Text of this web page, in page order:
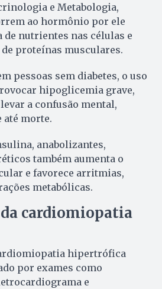
e Metabologia,
ao hormônio por ele
de nutrientes nas células e
proteínas musculares.
pessoas sem diabetes, o uso
hipoglicemia grave,
a confusão mental,
até morte.
anabolizantes,
também aumenta o
e favorece arritmias,
metabólicas.
cardiomiopatia
hipertrófica
por exames como
e